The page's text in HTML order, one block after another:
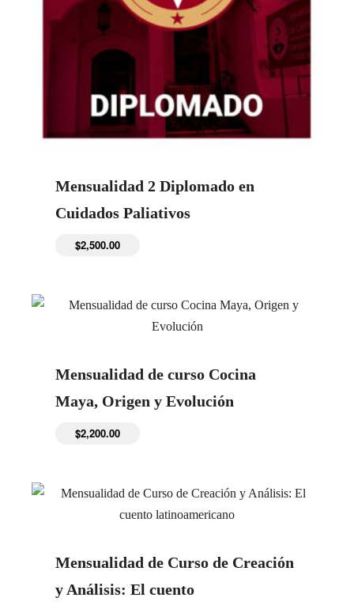
Mensualidad 2 Diplomado en
Cuidados Paliativos
$2,500.00
Mensualidad de curso Cocina
Maya, Origen y Evolución
$2,200.00
Mensualidad de Curso de Creación
y Análisis: El cuento